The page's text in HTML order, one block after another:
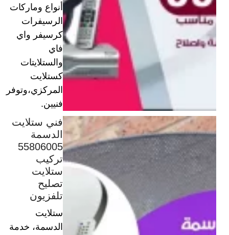
أنواع وماركات
الرسيفرات
كرسيفر واي
فاي
والستلايتات
كستلايت
المركزي،وتوفر
فنيين.
فني ستلايت
الدسمة
55806005
تركيب
ستلايت
تصليح
تلفزيون
ستلايت
الدسمة، خدمة